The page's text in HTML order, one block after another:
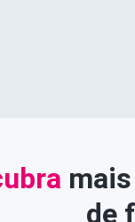
de